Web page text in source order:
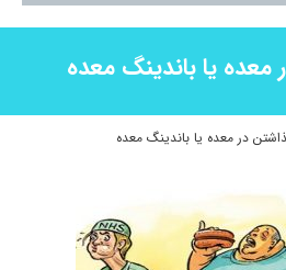
معده یا باندینگ معده
در معده یا باندینگ معده